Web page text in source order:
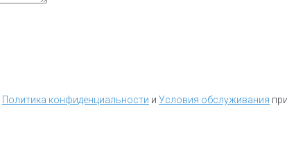
Политика конфиденциальности и Условия обслуживания